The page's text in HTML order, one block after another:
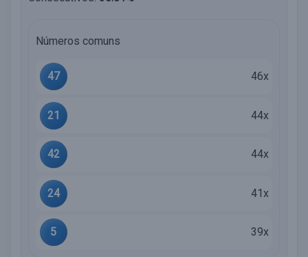
Números comuns
47 46x
21 44x
42 44x
24 41x
5 39x